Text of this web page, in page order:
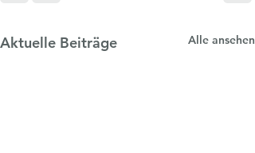
Aktuelle Beiträge Alle ansehen